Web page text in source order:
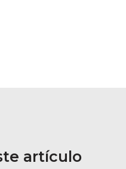
artículo